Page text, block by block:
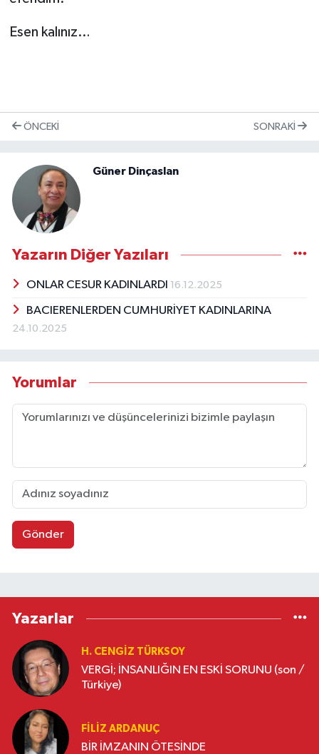
Esen kalınız…
ÖNCEKI SONRAKI
Güner Dinçaslan
Yazarın Diğer Yazıları
ONLAR CESUR KADINLARDI 16.12.2025
BACIERENLERDEN CUMHURİYET KADINLARINA
24.10.2025
Yorumlar
Gönder
Yazarlar
H. CENGIZ TÜRKSOY
VERGİ; İNSANLIĞIN EN ESKİ SORUNU (son /
Türkiye)
FILIZ ARDANUÇ
BİR İMZANIN ÖTESİNDE